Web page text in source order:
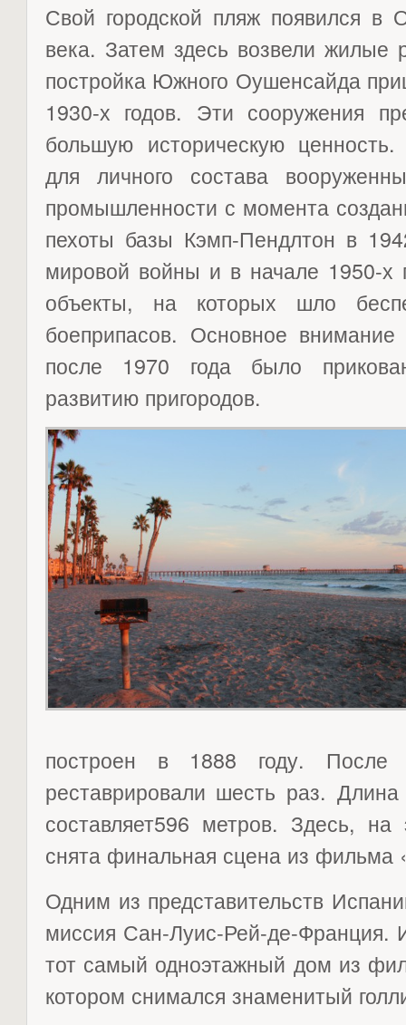
Свой городской пляж появился
века. Затем здесь возвели жилые
постройка Южного Оушенсайда
1930-х годов. Эти сооружения
большую историческую
для личного состава
промышленности с момента
пехоты базы Кэмп-Пендлтон в
мировой войны и в начале 1950-х
объекты, на которых шло
боеприпасов. Основное
после 1970 года было
развитию пригородов.
построен в 1888 году.
реставрировали шесть раз. Длина
составляет596 метров. Здесь,
снята финальная сцена из фильма
Одним из представительств
миссия Сан-Луис-Рей-де-Франция.
тот самый одноэтажный дом из
котором снимался знаменитый